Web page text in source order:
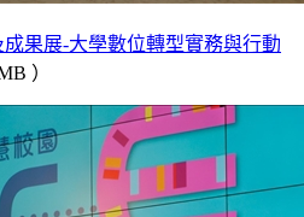
果展-大學數位轉型實務與行動
）